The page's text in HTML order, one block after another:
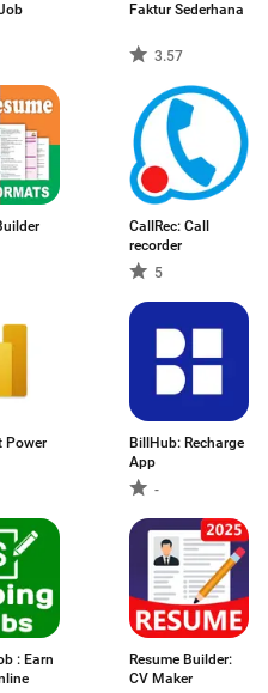
Faktur Sederhana
3.57
CallRec: Call
recorder
5
Power
BillHub: Recharge
App
-
: Earn
Resume Builder:
CV Maker